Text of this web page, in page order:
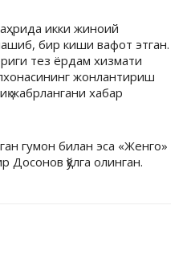
икки жиноий
бир киши вафот этган.
тез ёрдам хизмати
жонлантириш
жабрлангани хабар
гумон билан эса «Женго»
Досонов қўлга олинган.